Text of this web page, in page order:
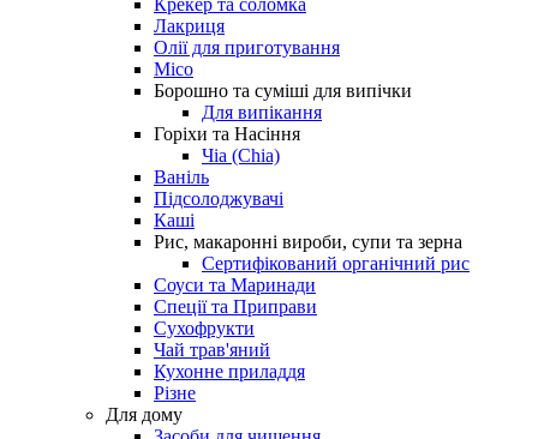
Лакриця
Олії для приготування
Місо
Борошно та суміші для випічки
Для випікання
Горіхи та Насіння
Чіа (Chia)
Ваніль
Підсолоджувачі
Каші
Рис, макаронні вироби, супи та зерна
Сертифікований органічний рис
Соуси та Маринади
Спеції та Приправи
Сухофрукти
Чай трав'яний
Кухонне приладдя
Різне
Для дому